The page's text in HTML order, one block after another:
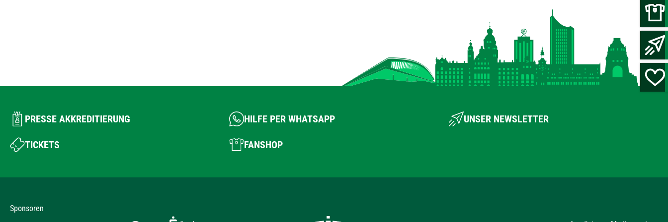
PRESSE AKKREDITIERUNG HILFE PER WHATSAPP UNSER NEWSLETTER
TICKETS FANSHOP
Sponsoren